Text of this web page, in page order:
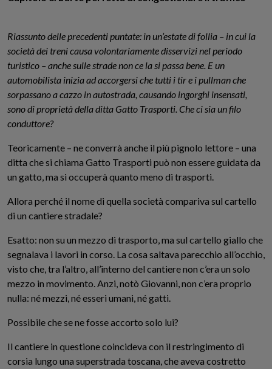
Riassunto delleprecedentipuntate: in un’estate di follia – in cui la
società dei treni causa volontariamente disservizi nel periodo
turistico – anche sulle strade non ce la si passa bene. Eun
automobilista inizia ad accorgersi che tutti i tir e i pullman che
sorpassano a cazzo in autostrada, causando ingorghi insensati,
sono di proprietà della ditta Gatto Trasporti. Che ci sia un filo
conduttore?
Teoricamente – ne converrà anche il più pignolo lettore – una
ditta che si chiama Gatto Trasporti può non essere guidata da
un gatto, ma si occuperà quanto meno di trasporti.
Allora perché il nome di quella società compariva sul cartello
di un cantiere stradale?
Esatto: non su un mezzo di trasporto, ma sul cartello giallo che
segnalava i lavori in corso. La cosa saltava parecchio all’occhio,
visto che, tra l’altro, all’interno del cantiere non c’era un solo
mezzo in movimento. Anzi,notò Giovanni,non c’era proprio
nulla: né mezzi, né esseri umani, né gatti.
Possibile che se ne fosse accorto solo lui?
Il cantiere in questione coincideva con il restringimento di
corsia lungo una superstrada toscana, che aveva costretto